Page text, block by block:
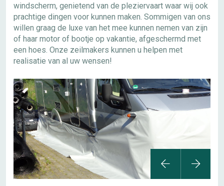
windscherm, genietend van de pleziervaart waar wij ook
prachtige dingen voor kunnen maken. Sommigen van ons
willen graag de luxe van het mee kunnen nemen van zijn
of haar motor of bootje op vakantie, afgeschermd met
een hoes. Onze zeilmakers kunnen u helpen met
realisatie van al uw wensen!